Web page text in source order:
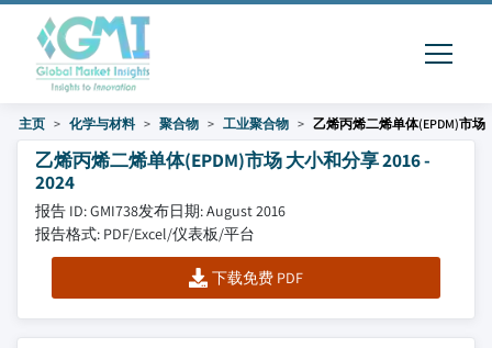
主页 化学与材料 聚合物 工业聚合物 乙烯丙烯二烯单体(EPDM)市场
乙烯丙烯二烯单体(EPDM)市场 大小和分享 2016 -
2024
报告 ID: GMI738发布日期: August 2016
报告格式: PDF/Excel/仪表板/平台
下载免费 PDF